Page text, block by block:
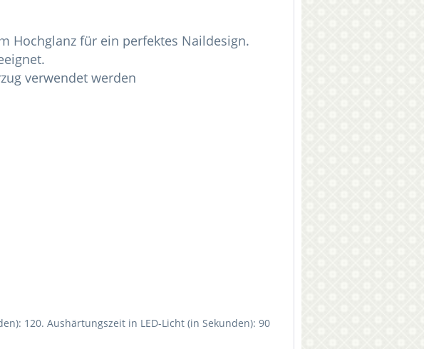
Hochglanz für ein perfektes Naildesign.
verwendet werden
120. Aushärtungszeit in LED-Licht (in Sekunden): 90